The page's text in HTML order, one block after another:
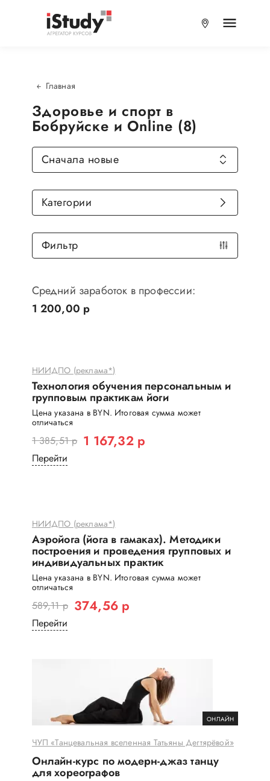
Главная
Здоровье и спорт в
Бобруйске и Online (8)
Средний заработок в профессии:
1 200,00 р
НИИДПО (реклама*)
Технология обучения персональным и
групповым практикам йоги
Цена указана в BYN. Итоговая сумма может
отличаться
1 385,51 р 1 167,32 р
Перейти
НИИДПО (реклама*)
Аэройога (йога в гамаках). Методики
построения и проведения групповых и
индивидуальных практик
Цена указана в BYN. Итоговая сумма может
отличаться
589,11 р 374,56 р
Перейти
ОНЛАЙН
ЧУП «Танцевальная вселенная Татьяны Дегтярёвой»
Онлайн-курс по модерн-джаз танцу
для хореографов
Сначала новые
Категории
Фильтр